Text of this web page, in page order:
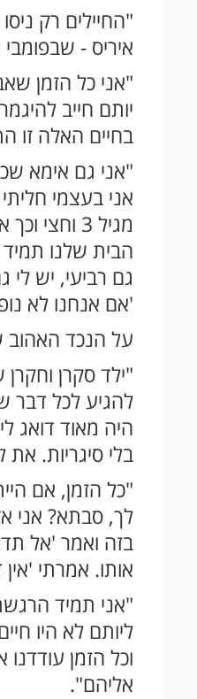
"החיילים רק
איריס -
"אני כל הזמן
יותם חייב
בחיים האלה זו
אני בעצמי
הבית שלנו תמיד
גם רביעי, יש
'אם אנחנו לא
על הנכד
"ילד סקרן
להגיע לכל דבר
היה מאוד דואג
בלי סיגריות.
"כל הזמן, אם
לך, סבתא? אני
בזה ואמר 'אל
אותו. אמרתי
"אני תמיד
ליותם לא היו
וכל הזמן
אליהם".